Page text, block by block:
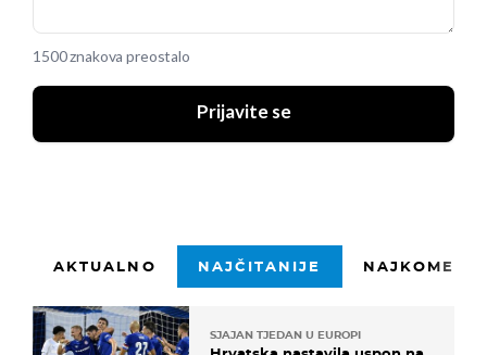
1500 znakova preostalo
Prijavite se
AKTUALNO NAJČITANIJE
SJAJAN TJEDAN U EUROPI